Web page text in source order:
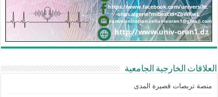
العلاقات الخارجية الجامعية
منصة تربصات قصيرة المدى